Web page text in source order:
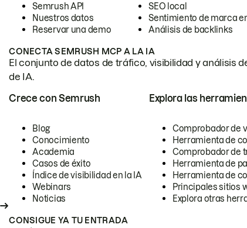
Semrush API
Nuestros datos
Reservar una demo
SEO local
Sentimiento de marca
Análisis de backlinks
CONECTA SEMRUSH MCP A LA IA
El conjunto de datos de tráfico, visibilidad y análisis
de IA.
Crece con Semrush
Blog
Conocimiento
Academia
Casos de éxito
Índice de visibilidad en la IA
Webinars
Noticias
Explora las
Comprobador de
Herramienta de
Comprobador de
Herramienta de
Herramienta de
Principales sitios
Explora otras
CONSIGUE YA TU ENTRADA